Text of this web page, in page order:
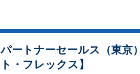
パートナーセールス（東京
ト・フレックス】